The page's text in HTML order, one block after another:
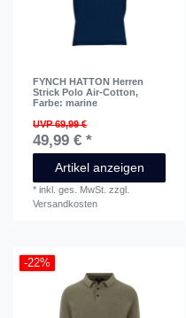
FYNCH HATTON Herren
Strick Polo Air-Cotton,
Farbe: marine
UVP 69,99 €
49,99 € *
Artikel anzeigen
*inkl. ges. MwSt. zzgl.
Versandkosten
-22%